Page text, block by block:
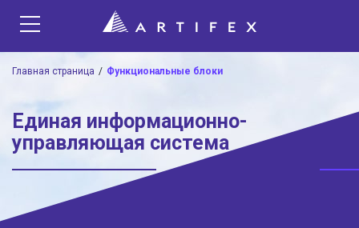
Главная страница Функциональные блоки
Единая информационно-
управляющая система